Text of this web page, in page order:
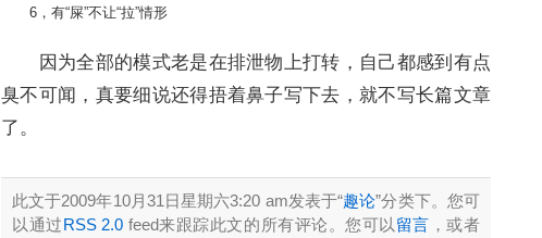
6，有“屎”不让“拉”情形
因为全部的模式老是在排泄物上打转，自己都感到有点
臭不可闻，真要细说还得捂着鼻子写下去，就不写长篇文章
了。
此文于2009年10月31日星期六3:20 am发表于“趣论”分类下。您可
以通过RSS 2.0 feed来跟踪此文的所有评论。您可以 留言 ，或者